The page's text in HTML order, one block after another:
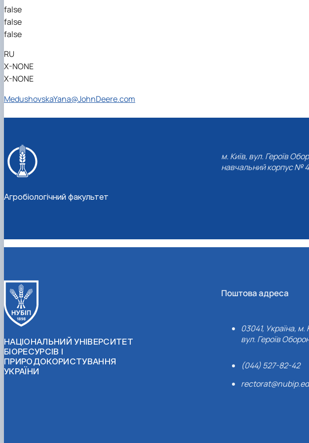
false
false
false
RU
X-NONE
X-NONE
MedushovskaYana@JohnDeere.com
Агробіологічний факультет
м. Київ, вул. Героїв
навчальний корпус №
НАЦІОНАЛЬНИЙ УНІВЕРСИТЕТ
БІОРЕСУРСІВ І
ПРИРОДОКОРИСТУВАННЯ
УКРАЇНИ
Поштова адреса
03041, Україна, м.
вул. Героїв
(044) 527-82-42